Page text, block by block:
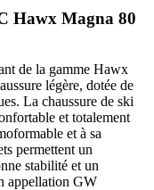
Hawx Magna 80
de la gamme Hawx
légère, dotée de
La chaussure de ski
et totalement
et à sa
permettent un
stabilité et un
appellation GW